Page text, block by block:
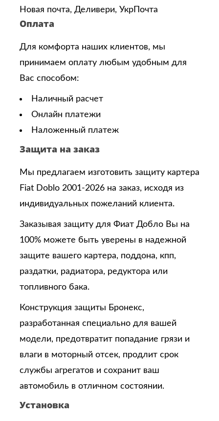
Новая почта, Деливери, УкрПочта
Оплата
Для комфорта наших клиентов, мы
принимаем оплату любым удобным для
Вас способом:
Наличный расчет
Онлайн платежи
Наложенный платеж
Защита на заказ
Мы предлагаем изготовить защиту картера
Fiat Doblo 2001-2026 на заказ, исходя из
индивидуальных пожеланий клиента.
Заказывая защиту для Фиат Добло Вы на
100% можете быть уверены в надежной
защите вашего картера, поддона, кпп,
раздатки, радиатора, редуктора или
топливного бака.
Конструкция защиты Бронекс,
разработанная специально для вашей
модели, предотвратит попадание грязи и
влаги в моторный отсек, продлит срок
службы агрегатов и сохранит ваш
автомобиль в отличном состоянии.
Установка